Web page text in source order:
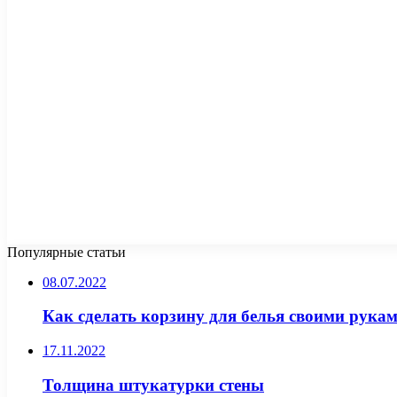
Популярные статьи
08.07.2022
Как сделать корзину для белья своими
17.11.2022
Толщина штукатурки стены